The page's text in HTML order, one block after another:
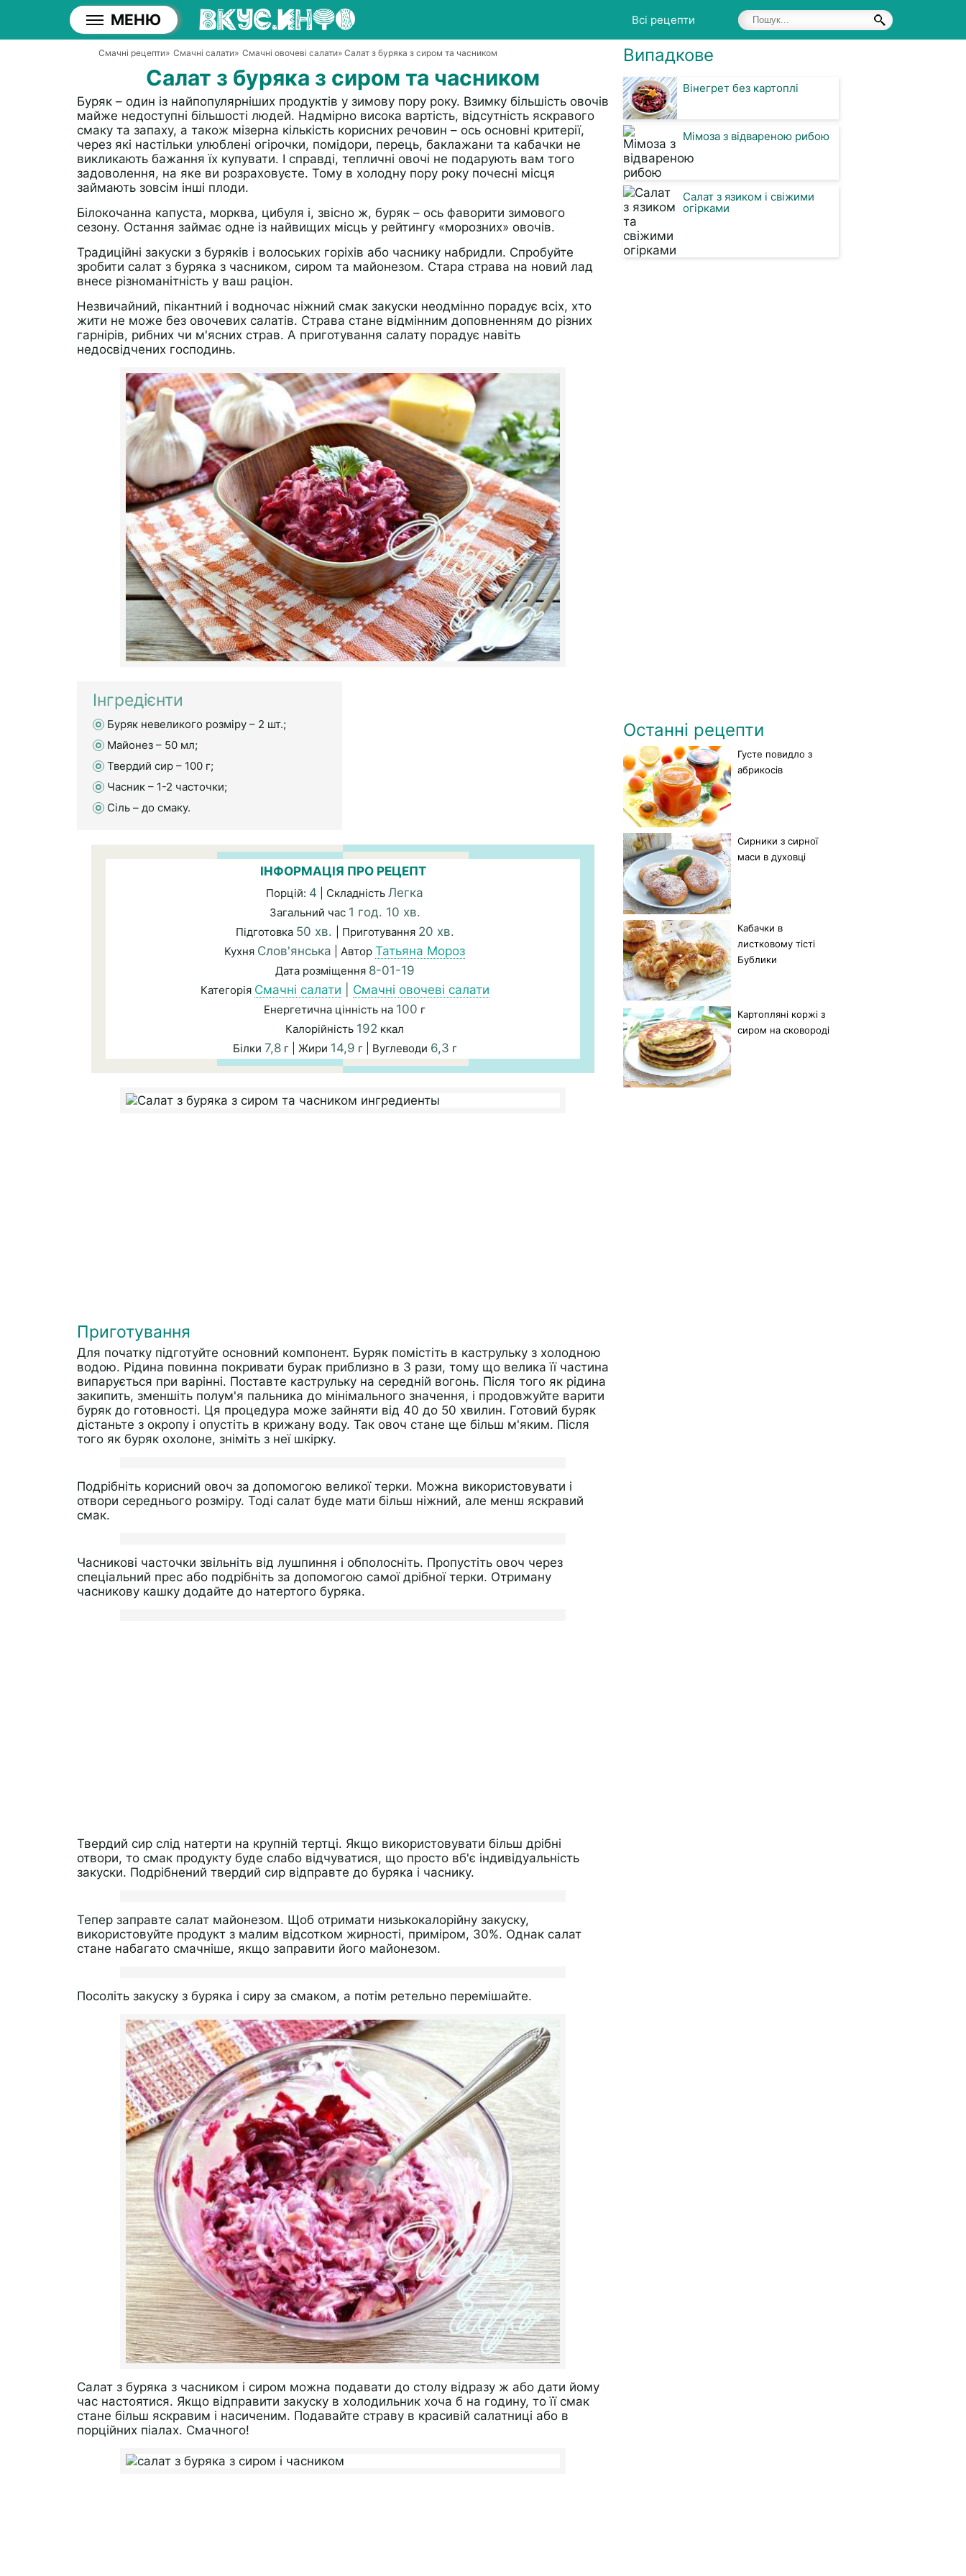
МЕНЮ Всі рецепти
Смачні рецепти» Смачні салати» Смачні овочеві салати» Салат з буряка з сиром та часником
Салат з буряка з сиром та часником
Буряк – один із найпопулярніших продуктів у зимову пору року. Взимку більшість овочів
майже недоступні більшості людей. Надмірно висока вартість, відсутність яскравого
смаку та запаху, а також мізерна кількість корисних речовин – ось основні критерії,
через які настільки улюблені огірочки, помідори, перець, баклажани та кабачки не
викликають бажання їх купувати. І справді, тепличні овочі не подарують вам того
задоволення, на яке ви розраховуєте. Тому в холодну пору року почесні місця
займають зовсім інші плоди.
Білокочанна капуста, морква, цибуля і, звісно ж, буряк – ось фаворити зимового
сезону. Остання займає одне із найвищих місць у рейтингу «морозних» овочів.
Традиційні закуски з буряків і волоських горіхів або часнику набридли. Спробуйте
зробити салат з буряка з часником, сиром та майонезом. Стара страва на новий лад
внесе різноманітність у ваш раціон.
Незвичайний, пікантний і водночас ніжний смак закуски неодмінно порадує всіх, хто
жити не може без овочевих салатів. Страва стане відмінним доповненням до різних
гарнірів, рибних чи м'ясних страв. А приготування салату порадує навіть
недосвідчених господинь.
Інгредієнти
Буряк невеликого розміру – 2 шт.;
Майонез – 50 мл;
Твердий сир – 100 г;
Часник – 1-2 часточки;
Сіль – до смаку.
ІНФОРМАЦІЯ ПРО РЕЦЕПТ
Порцій: 4 | Складність Легка
Загальний час 1 год. 10 хв.
Підготовка 50 хв. | Приготування 20 хв.
Кухня Слов'янська | Автор Татьяна Мороз
Дата розміщення 8-01-19
Категорія Смачні салати Смачні овочеві салати
Енергетична цінність на 100 г
Калорійність 192 ккал
Білки 7,8г | Жири 14,9 г | Вуглеводи 6,3 г
Приготування
Для початку підготуйте основний компонент. Буряк помістіть в каструльку з холодною
водою. Рідина повинна покривати бурак приблизно в 3 рази, тому що велика її частина
випарується при варінні. Поставте каструльку на середній вогонь. Після того як рідина
закипить, зменшіть полум'я пальника до мінімального значення, і продовжуйте варити
буряк до готовності. Ця процедура може зайняти від 40 до 50 хвилин. Готовий буряк
дістаньте з окропу і опустіть в крижану воду. Так овоч стане ще більш м'яким. Після
того як буряк охолоне, зніміть з неї шкірку.
Подрібніть корисний овоч за допомогою великої терки. Можна використовувати і
отвори середнього розміру. Тоді салат буде мати більш ніжний, але менш яскравий
смак.
Часникові часточки звільніть від лушпиння і обполосніть. Пропустіть овоч через
спеціальний прес або подрібніть за допомогою самої дрібної терки. Отриману
часникову кашку додайте до натертого буряка.
Твердий сир слід натерти на крупній тертці. Якщо використовувати більш дрібні
отвори, то смак продукту буде слабо відчуватися, що просто вб'є індивідуальність
закуски. Подрібнений твердий сир відправте до буряка і часнику.
Тепер заправте салат майонезом. Щоб отримати низькокалорійну закуску,
використовуйте продукт з малим відсотком жирності, приміром, 30%. Однак салат
стане набагато смачніше, якщо заправити його майонезом.
Посоліть закуску з буряка і сиру за смаком, а потім ретельно перемішайте.
Салат з буряка з часником і сиром можна подавати до столу відразу ж або дати йому
час настоятися. Якщо відправити закуску в холодильник хоча б на годину, то її смак
стане більш яскравим і насиченим. Подавайте страву в красивій салатниці або в
порційних піалах. Смачного!
Випадкове
Вінегрет без картоплі
Мімоза з відвареною рибою
Салат з язиком і свіжими
огірками
Останні рецепти
Густе повидло з
абрикосів
Сирники з сирної
маси в духовці
Кабачки в
листковому тісті
Бублики
Картопляні коржі з
сиром на сковороді